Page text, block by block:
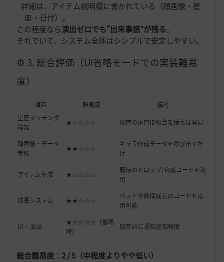
詳細は、アイテム説明欄に書かれている（顔画像・星
座・日付）。
この程度なら演出ゼロでも“出来事感”が残る。
それでいて、システム全体はシンプルで安定しやすい。
⚙️ 3. 総合評価（UI省略モードでの実装難易
度）
項目 難易度
備考
星座マッチング
検知
★☆☆☆☆ 既存の家門ID照合を使えば容易
顔画像・データ
参照
★★☆☆☆
キャラ作成データを呼び出すだ
け
アイテム生成 ★☆☆☆☆
既存のドロップ/合成コードを流
用
成長システム ★★☆☆☆
ペットや妖精成長のコードを応
用可能
UI・演出
★☆☆☆☆（省略
時）
既存UIに通知追加程度
総合難易度：2 / 5（中程度よりやや低い）